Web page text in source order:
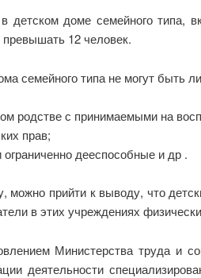
детском доме семейного типа,
12 человек.
семейного типа не могут быть
родстве с принимаемыми на
прав;
дееспособные и др .
прийти к выводу, что
в этих учреждениях
Министерства труда и
деятельности